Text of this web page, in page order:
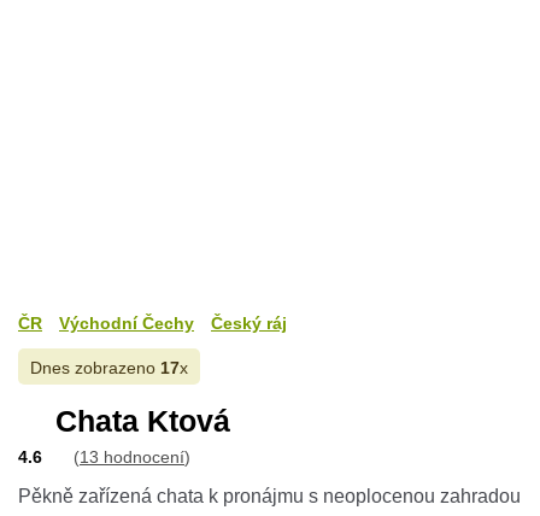
ČR Východní Čechy Český ráj
Dnes zobrazeno 17x
Chata Ktová
4.6 (13 hodnocení)
Pěkně zařízená chata k pronájmu s neoplocenou zahradou